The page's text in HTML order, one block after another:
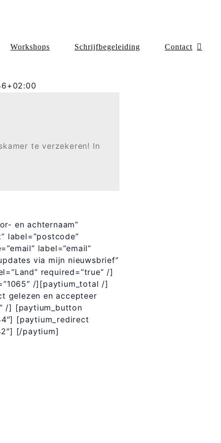
Workshops Schrijfbegeleiding Contact
te verzekeren! In
en achternaam”
label=”postcode”
label=”email”
via mijn nieuwsbrief”
required=”true” /]
/][paytium_total /]
gelezen en accepteer
/] [paytium_button
[paytium_redirect
[/paytium]